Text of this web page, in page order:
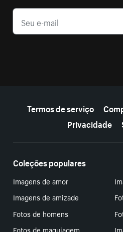
Termos de serviço
Privacidade
Coleções populares
Imagens de amor
Imagens de amizade
Fotos de homens
Fotos de maquiagem